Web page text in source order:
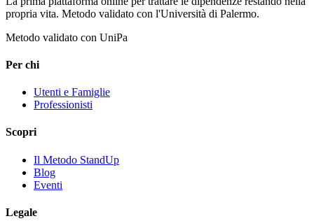
propria vita. Metodo validato con l'Università di Palermo.
Metodo validato con UniPa
Per chi
Utenti e Famiglie
Professionisti
Scopri
Il Metodo StandUp
Blog
Eventi
Legale